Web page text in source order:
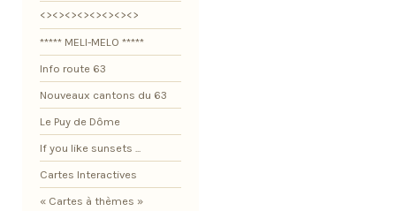
<><><><><><><><>
***** MELI-MELO *****
Info route 63
Nouveaux cantons du 63
Le Puy de Dôme
If you like sunsets ...
Cartes Interactives
« Cartes à thèmes »